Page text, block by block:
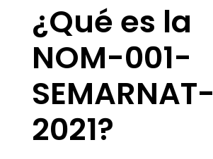
¿Qué es la
NOM-001-
SEMARNAT-
2021?